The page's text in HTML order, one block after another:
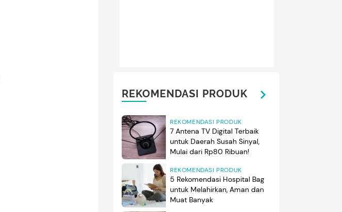
REKOMENDASI PRODUK
REKOMENDASI PRODUK
7 Antena TV Digital Terbaik
untuk Daerah Susah Sinyal,
Mulai dari Rp80 Ribuan!
REKOMENDASI PRODUK
5 Rekomendasi Hospital Bag
untuk Melahirkan, Aman dan
Muat Banyak